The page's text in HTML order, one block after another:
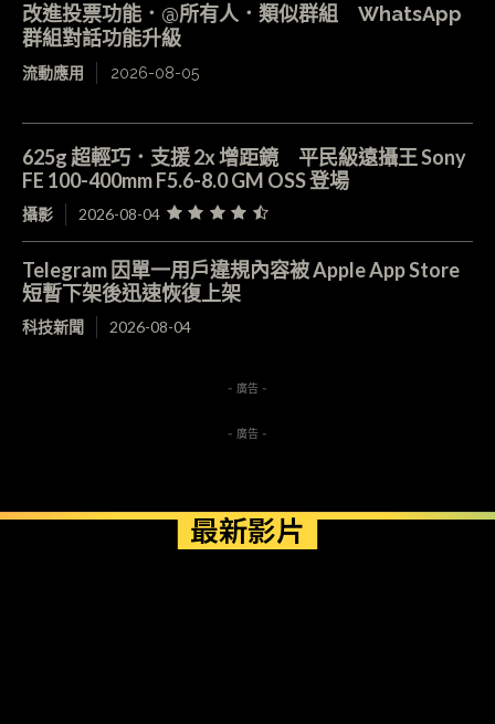
改進投票功能．@所有人．類似群組 WhatsApp
群組對話功能升級
流動應用 2026-08-05
625g 超輕巧．支援 2x 增距鏡 平民級遠攝王 Sony
FE 100-400mm F5.6-8.0 GM OSS 登場
攝影 2026-08-04
Telegram 因單一用戶違規內容被 Apple App Store
短暫下架後迅速恢復上架
科技新聞 2026-08-04
- 廣告 -
- 廣告 -
最新影片